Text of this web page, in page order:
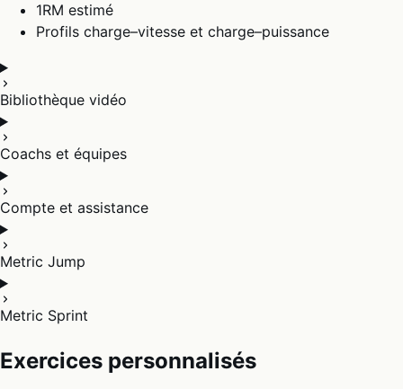
1RM estimé
Profils charge–vitesse et charge–puissance
Bibliothèque vidéo
Coachs et équipes
Compte et assistance
Metric Jump
Metric Sprint
Exercices personnalisés